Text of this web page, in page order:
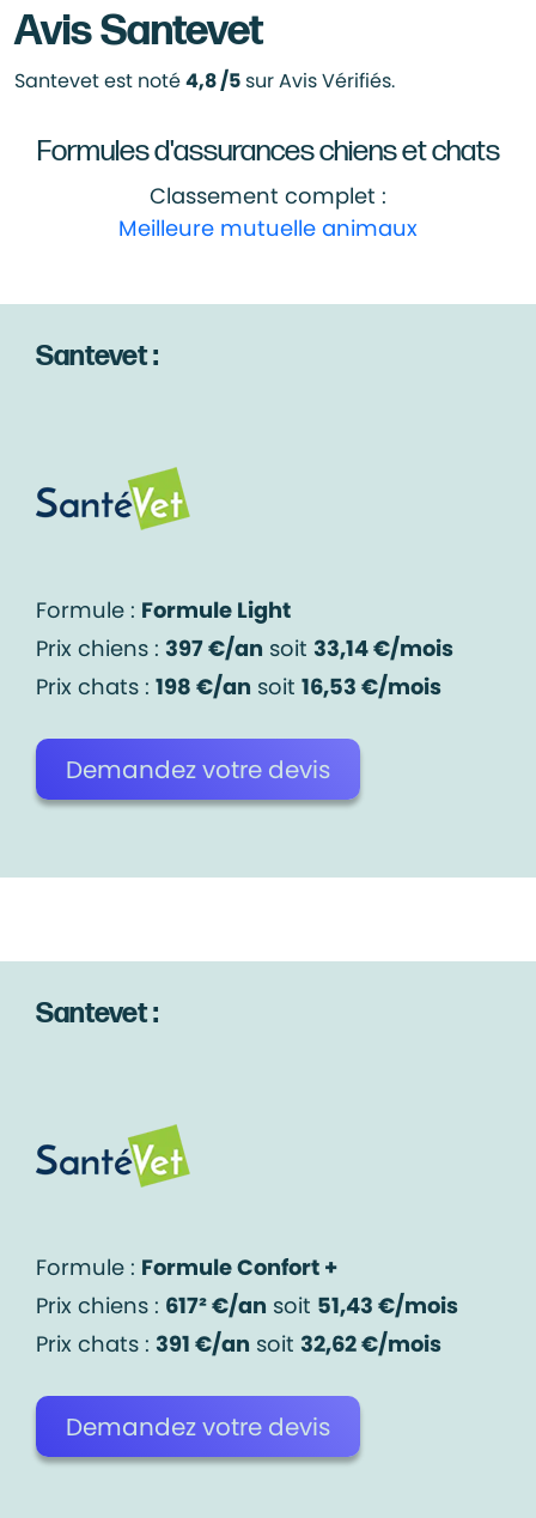
Avis Santevet
Santevet est noté4,8 /5 sur Avis Vérifiés.
Formules d'assurances chiens et chats
Classement complet :
Meilleure mutuelle animaux
Santevet :
Formule : Formule Light
Prix chiens : 397 €/an soit 33,14 €/mois
Prix chats : 198 €/an soit 16,53 €/mois
Demandez votre devis
Santevet :
Formule : Formule Confort +
Prix chiens : 617² €/an soit 51,43 €/mois
Prix chats : 391 €/an soit 32,62 €/mois
Demandez votre devis